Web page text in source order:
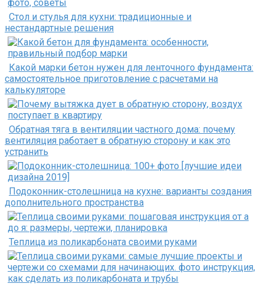
Стол и стулья для кухни: традиционные и
нестандартные решения
Какой марки бетон нужен для ленточного фундамента:
самостоятельное приготовление с расчетами на
калькуляторе
Обратная тяга в вентиляции частного дома: почему
вентиляция работает в обратную сторону и как это
устранить
Подоконник-столешница на кухне: варианты создания
дополнительного пространства
Теплица из поликарбоната своими руками